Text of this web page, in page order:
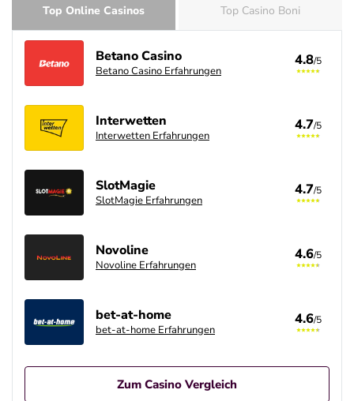
Top Online Casinos Top Casino Boni
Betano Casino
Betano Casino Erfahrungen
4.8/5
Interwetten
Interwetten Erfahrungen
4.7/5
SlotMagie
SlotMagie Erfahrungen
4.7/5
Novoline
Novoline Erfahrungen
4.6/5
bet-at-home
bet-at-home Erfahrungen
4.6/5
Zum Casino Vergleich